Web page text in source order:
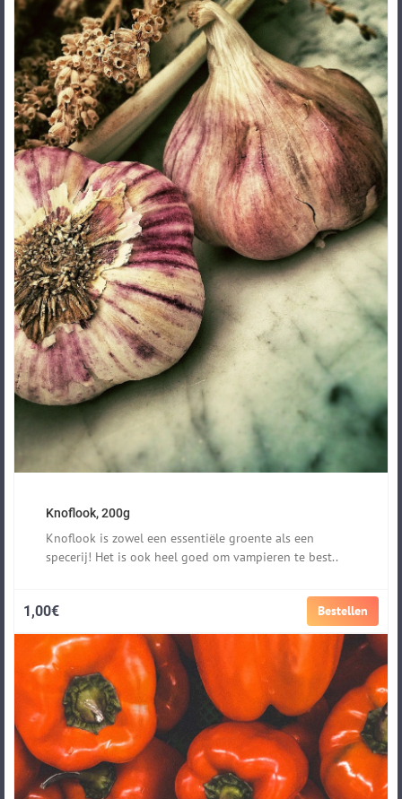
Knoflook, 200g
Knoflook is zowel een essentiële groente als een
specerij! Het is ook heel goed om vampieren te best..
Bestellen
1,00€